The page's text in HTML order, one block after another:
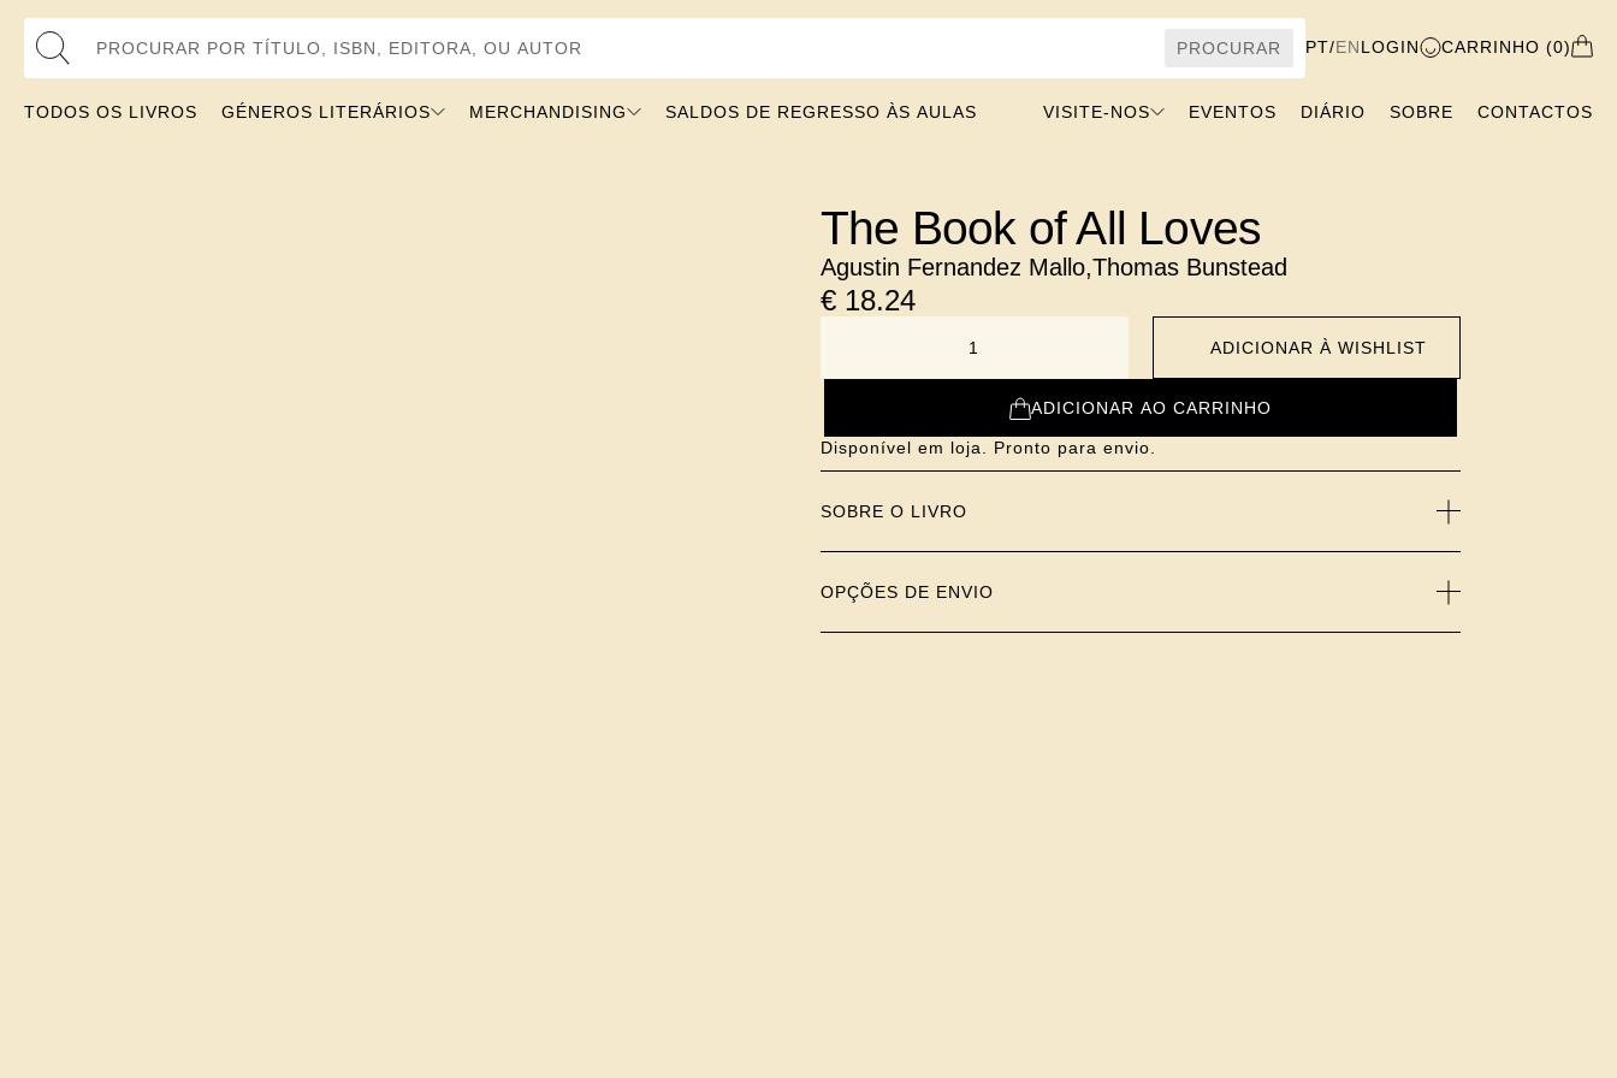
Procurar por Título, ISBN, Editora, ou Autor
PROCURAR PT/ENLOGIN CARRINHO (0)
TODOS OS LIVROS GÉNEROS LITERÁRIOS MERCHANDISING SALDOS DE REGRESSO ÀS AULAS VISITE-NOS EVENTOS DIÁRIO SOBRE CONTACTOS
The Book of All Loves
Agustin Fernandez Mallo,Thomas Bunstead
€ 18.24
ADICIONAR À WISHLIST
ADICIONAR AO CARRINHO
Disponível em loja. Pronto para envio.
SOBRE O LIVRO
OPÇÕES DE ENVIO